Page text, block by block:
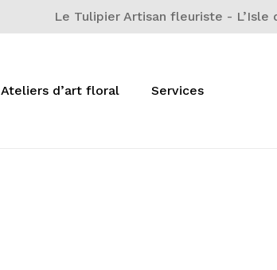
Le Tulipier Artisan fleuriste - L’Isle
Ateliers d’art floral Services